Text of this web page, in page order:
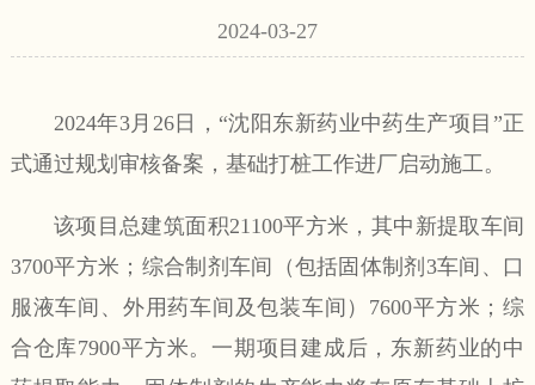
2024-03-27
2024年3月26日，“沈阳东新药业中药生产项目”正
式通过规划审核备案，基础打桩工作进厂启动施工。
该项目总建筑面积21100平方米，其中新提取车间
3700平方米；综合制剂车间（包括固体制剂3车间、口
服液车间、外用药车间及包装车间）7600平方米；综
合仓库7900平方米。一期项目建成后，东新药业的中